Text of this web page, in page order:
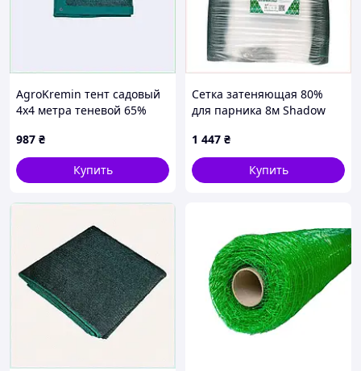
AgroKremin тент садовый
4х4 метра теневой 65%
987 ₴
Купить
Сетка затеняющая 80%
для парника 8м Shadow
1 447 ₴
Купить